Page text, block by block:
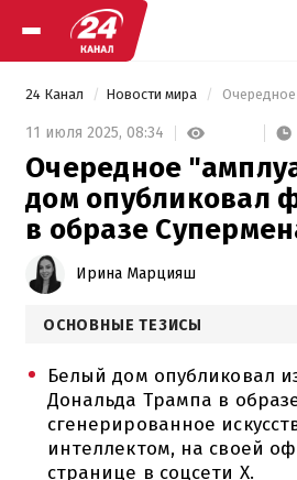
24 Канал Новости мира
11 июля 2025, 08:34
Очередное
дом опубликовал
в образе
Ирина Марцияш
ОСНОВНЫЕ ТЕЗИСЫ
Белый дом опубликовал
Дональда Трампа в
сгенерированное
интеллектом, на своей
странице в соцсети Х.